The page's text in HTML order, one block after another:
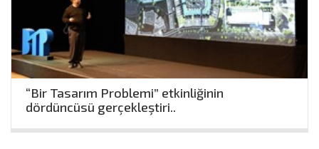
“Bir Tasarım Problemi” etkinliğinin
dördüncüsü gerçekleştiri..